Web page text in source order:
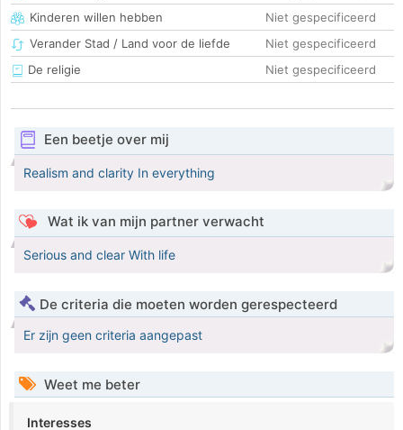
Kinderen willen hebben
Niet gespecificeerd
Verander Stad / Land voor de liefde
Niet gespecificeerd
De religie
Niet gespecificeerd
Een beetje over mij
Realism and clarity In everything
Wat ik van mijn partner verwacht
Serious and clear With life
De criteria die moeten worden gerespecteerd
Er zijn geen criteria aangepast
Weet me beter
Interesses